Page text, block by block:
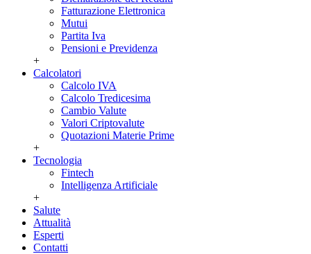
Fatturazione Elettronica
Mutui
Partita Iva
Pensioni e Previdenza
+
Calcolatori
Calcolo IVA
Calcolo Tredicesima
Cambio Valute
Valori Criptovalute
Quotazioni Materie Prime
+
Tecnologia
Fintech
Intelligenza Artificiale
+
Salute
Attualità
Esperti
Contatti